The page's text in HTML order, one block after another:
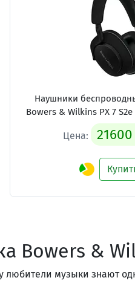
Наушники
Bowers & Wilkins PX 7
Цена:
Bowers &
любители музыки знают